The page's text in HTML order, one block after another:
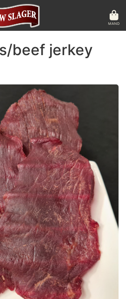
MAND
beef jerkey